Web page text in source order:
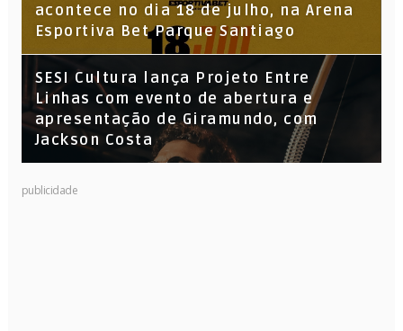
acontece no dia 18 de julho, na Arena
Esportiva Bet Parque Santiago
SESI Cultura lança Projeto Entre
Linhas com evento de abertura e
apresentação de Giramundo, com
Jackson Costa
publicidade